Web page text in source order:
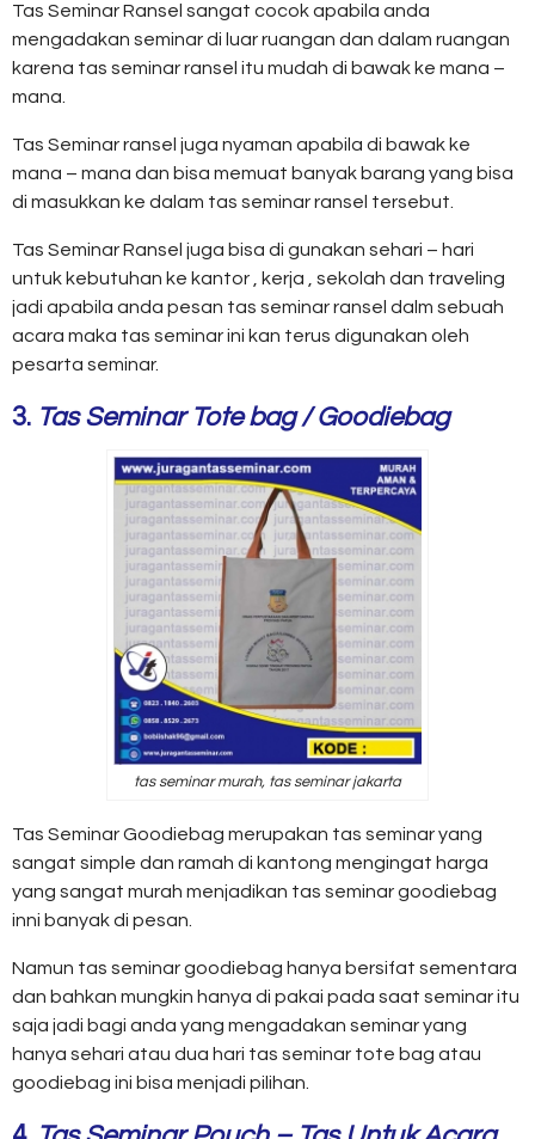
Tas Seminar Ransel sangat cocok apabila anda
mengadakan seminar di luar ruangan dan dalam ruangan
karena tas seminar ransel itu mudah di bawak ke mana –
mana.
Tas Seminar ransel juga nyaman apabila di bawak ke
mana – mana dan bisa memuat banyak barang yang bisa
di masukkan ke dalam tas seminar ransel tersebut.
Tas Seminar Ransel juga bisa di gunakan sehari – hari
untuk kebutuhan ke kantor , kerja , sekolah dan traveling
jadi apabila anda pesan tas seminar ransel dalm sebuah
acara maka tas seminar ini kan terus digunakan oleh
pesarta seminar.
3. Tas Seminar Tote bag / Goodiebag
tas seminar murah, tas seminar jakarta
Tas Seminar Goodiebag merupakan tas seminar yang
sangat simple dan ramah di kantong mengingat harga
yang sangat murah menjadikan tas seminar goodiebag
inni banyak di pesan.
Namun tas seminar goodiebag hanya bersifat sementara
dan bahkan mungkin hanya di pakai pada saat seminar itu
saja jadi bagi anda yang mengadakan seminar yang
hanya sehari atau dua hari tas seminar tote bag atau
goodiebag ini bisa menjadi pilihan.